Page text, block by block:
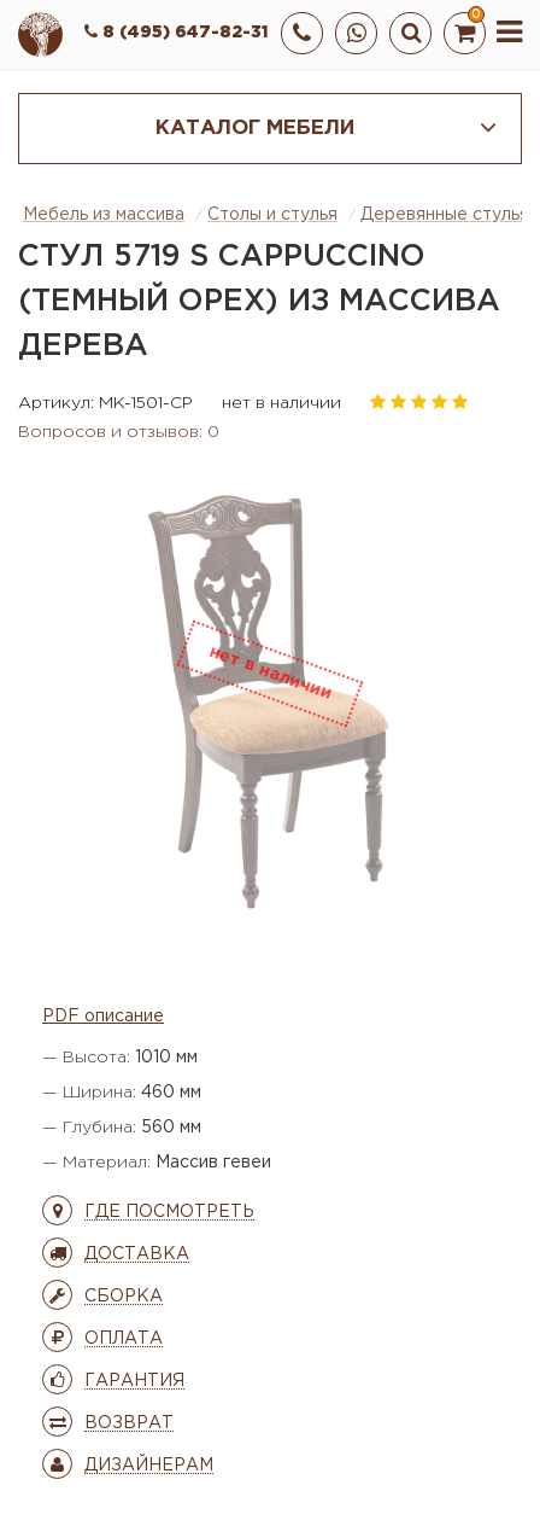
0
8 (495) 647-82-31
КАТАЛОГ МЕБЕЛИ
Мебель из массива Столы и стулья Деревянные стулья
СТУЛ 5719 S CAPPUCCINO
(ТЕМНЫЙ ОРЕХ) ИЗ МАССИВА
ДЕРЕВА
Артикул: MK-1501-CP
нет в наличии
Вопросов и отзывов: 0
PDF описание
— Высота: 1010 мм
— Ширина: 460 мм
— Глубина: 560 мм
— Материал: Массив гевеи
ГДЕ ПОСМОТРЕТЬ
ДОСТАВКА
СБОРКА
ОПЛАТА
ГАРАНТИЯ
ВОЗВРАТ
ДИЗАЙНЕРАМ